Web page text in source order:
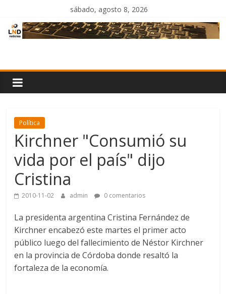
contenido
sábado, agosto 8, 2026
Noticias
Política
Kirchner "Consumió su
vida por el país" dijo
Cristina
2010-11-02 admin 0 comentarios
La presidenta argentina Cristina Fernández de
Kirchner encabezó este martes el primer acto
público luego del fallecimiento de Néstor Kirchner
en la provincia de Córdoba donde resaltó la
fortaleza de la economía.